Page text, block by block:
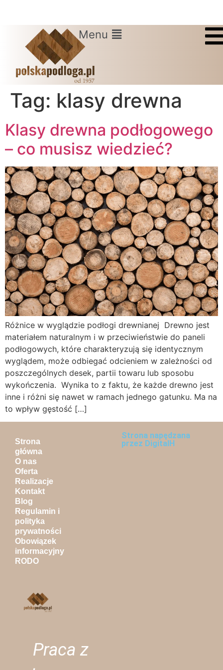
Menu
Tag: klasy drewna
Klasy drewna podłogowego
– co musisz wiedzieć?
Różnice w wyglądzie podłogi drewnianej Drewno jest
materiałem naturalnym i w przeciwieństwie do paneli
podłogowych, które charakteryzują się identycznym
wyglądem, może odbiegać odcieniem w zależności od
poszczególnych desek, partii towaru lub sposobu
wykończenia. Wynika to z faktu, że każde drewno jest
inne i różni się nawet w ramach jednego gatunku. Ma na
to wpływ gęstość […]
Strona
główna
O nas
Oferta
Realizacje
Kontakt
Blog
Regulamin i
polityka
prywatności
Obowiązek
informacyjny
RODO
Praca z
Strona napędzana
przez DigitalH